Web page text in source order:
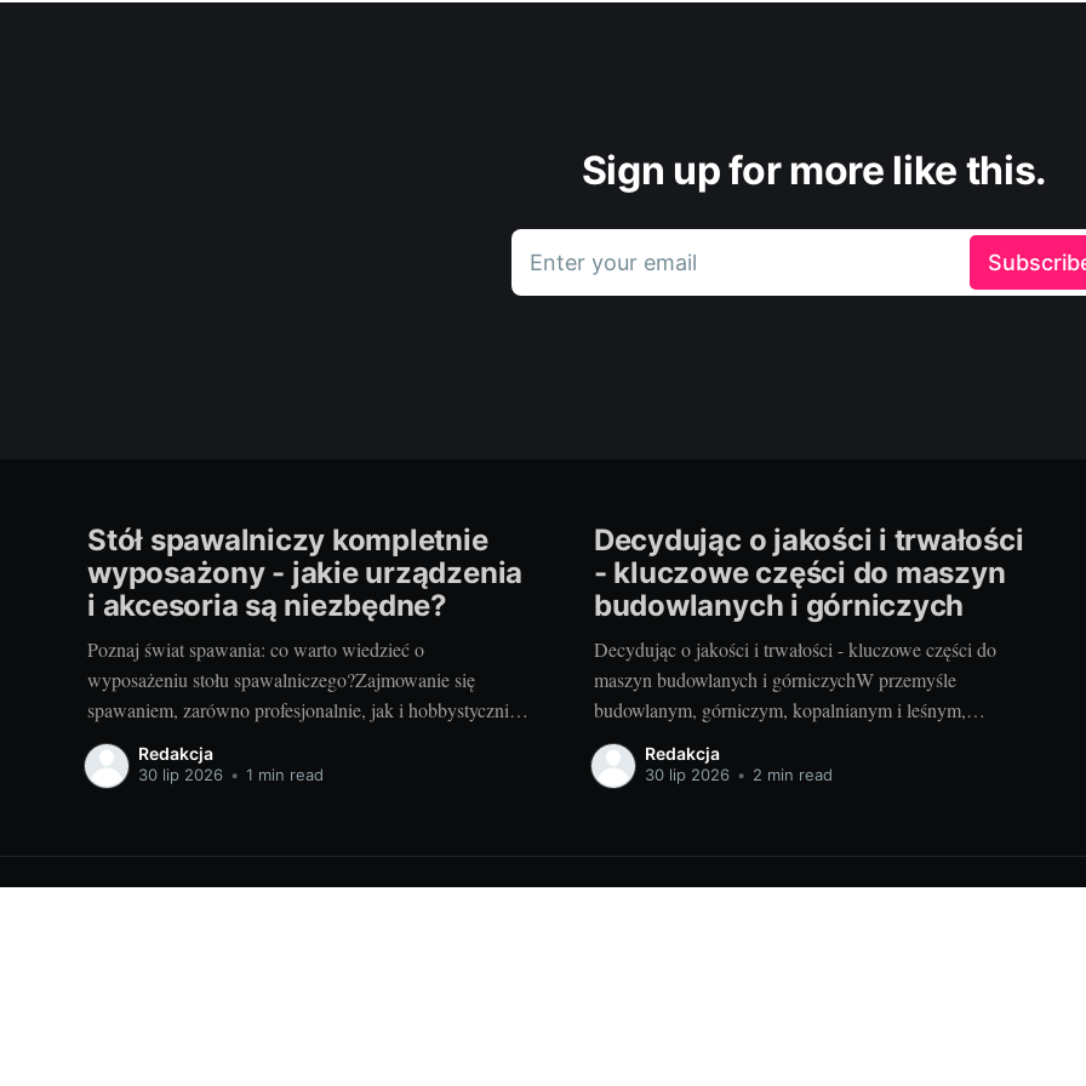
Sign up for more like this.
Enter your email
Stół spawalniczy kompletnie
wyposażony - jakie urządzenia
i akcesoria są niezbędne?
Poznaj świat spawania: co warto wiedzieć o
wyposażeniu stołu spawalniczego?Zajmowanie się
spawaniem, zarówno profesjonalnie, jak i hobbystycznie,
wymaga odpowiedniego wyposażenia stołu
spawalniczego. Wybór odpowiednich akcesoriów jest
niezbędna dla utrzymania jak najwyższej jakości
wyników. Przyjrzyjmy się niektórym elementom.
Redakcja
30 lip 2026 • 1 min read
Decydując o jakości i trwałości
- kluczowe części do maszyn
budowlanych i górniczych
Decydując o jakości i trwałości - kluczowe części do
maszyn budowlanych i górniczychW przemyśle
budowlanym, górniczym, kopalnianym i leśnym,
efektywność pracy jest kluczowym czynnikiem. Bez
odpowiednich części, maszyny mogą nie działać
sytuacji. Istotność tych elementów jest nie do
przecenienia
Redakcja
30 lip 2026 • 2 min read